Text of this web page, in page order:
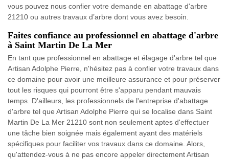
vous pouvez nous confier votre demande en abattage d'arbre
21210 ou autres travaux d’arbre dont vous avez besoin.
Faites confiance au professionnel en abattage d'arbre
à Saint Martin De La Mer
En tant que professionnel en abattage et élagage d'arbre tel que
Artisan Adolphe Pierre, n'hésitez pas à confier votre travaux dans
ce domaine pour avoir une meilleure assurance et pour préserver
tout les risques qui pourront être s'apparu pendant mauvais
temps. D'ailleurs, les professionnels de l'entreprise d'abattage
d'arbre tel que Artisan Adolphe Pierre qui se localise dans Saint
Martin De La Mer 21210 sont non seulement aptes d'effectuer
une tâche bien soignée mais également ayant des matériels
spécifiques pour faciliter vos travaux dans ce domaine. Alors,
qu'attendez-vous à ne pas encore appeler directement Artisan